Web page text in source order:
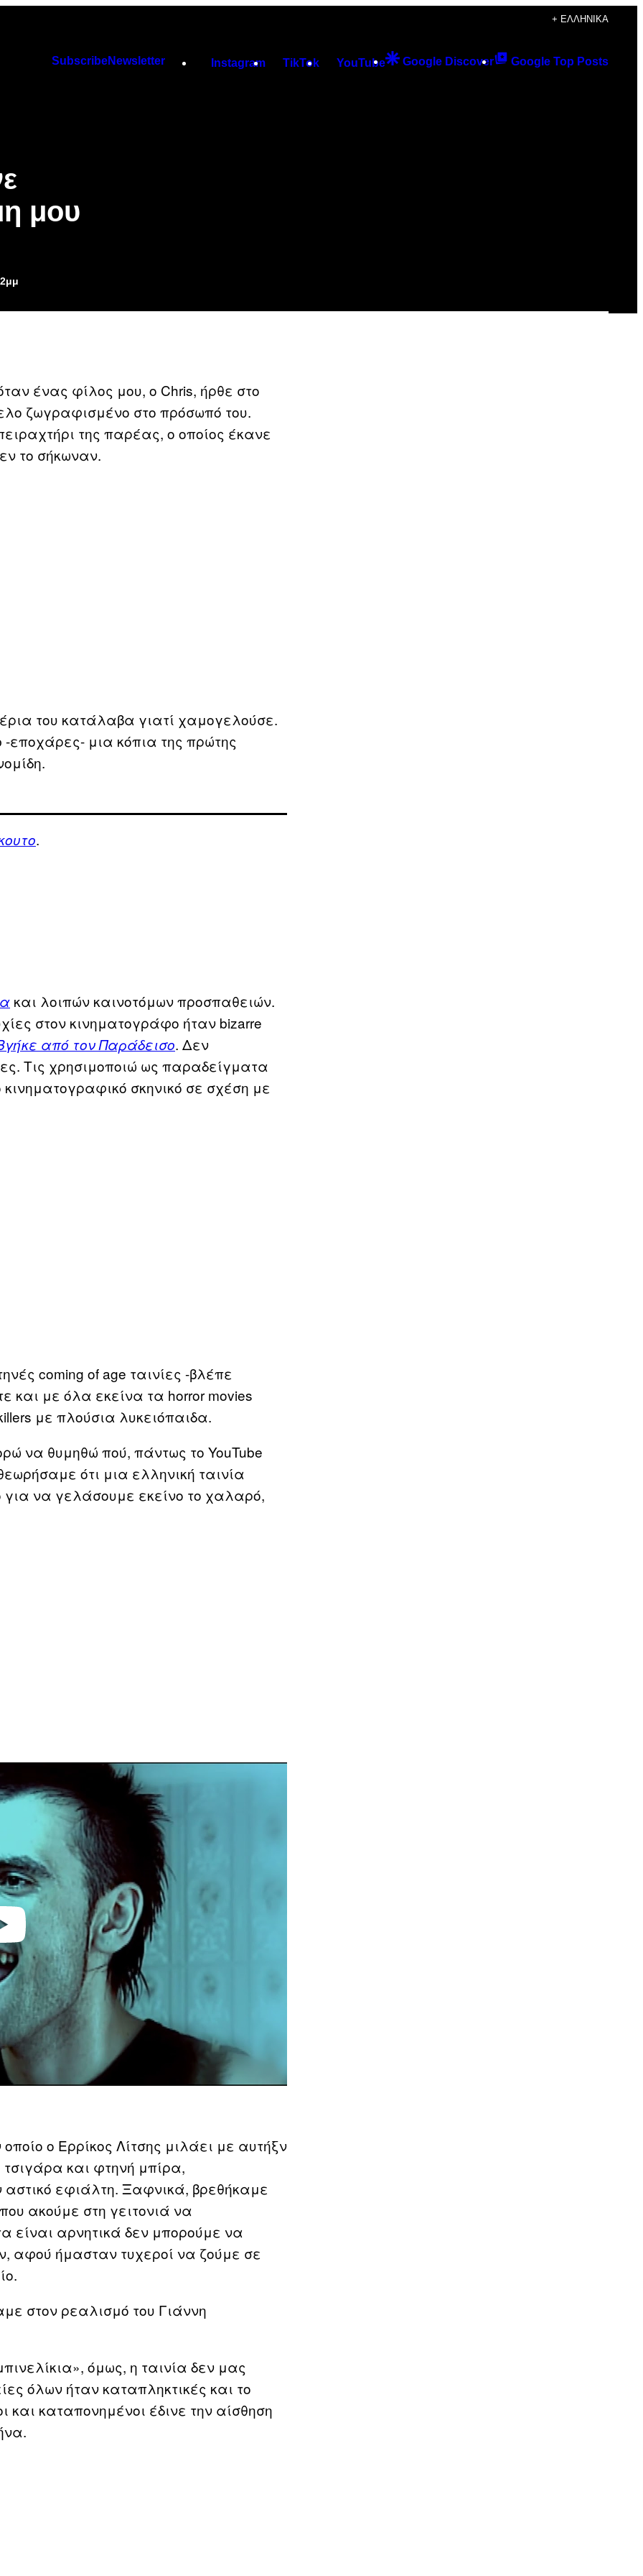
+ ΕΛΛΗΝΙΚΆ
SubscribeNewsletter Instagram TikTok YouTube Google Discover Google Top Posts
μου
ένας φίλος μου, ο Chris, ήρθε στο
ζωγραφισμένο στο πρόσωπό του.
της παρέας, ο οποίος έκανε
το σήκωναν.
του κατάλαβα γιατί χαμογελούσε.
εποχάρες- μια κόπια της πρώτης
.
και λοιπών καινοτόμων προσπαθειών.
στον κινηματογράφο ήταν bizarre
από τον Παράδεισο. Δεν
Τις χρησιμοποιώ ως παραδείγματα
σκηνικό σε σχέση με
coming of age ταινίες -βλέπε
και με όλα εκείνα τα horror movies
με πλούσια λυκειόπαιδα.
να θυμηθώ πού, πάντως το YouTube
ότι μια ελληνική ταινία
για να γελάσουμε εκείνο το χαλαρό,
ο Ερρίκος Λίτσης μιλάει με αυτήξν
και φτηνή μπίρα,
αστικό εφιάλτη. Ξαφνικά, βρεθήκαμε
ακούμε στη γειτονιά να
είναι αρνητικά δεν μπορούμε να
αφού ήμασταν τυχεροί να ζούμε σε
στον ρεαλισμό του Γιάννη
όμως, η ταινία δεν μας
όλων ήταν καταπληκτικές και το
και καταπονημένοι έδινε την αίσθηση